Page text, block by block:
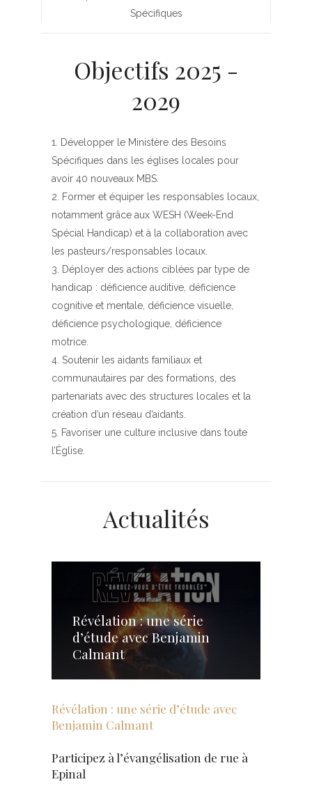
Spécifiques
Objectifs 2025 -
2029
Développer le Ministère des Besoins
Spécifiques dans les églises locales pour
avoir 40 nouveaux MBS.
Former et équiper les responsables locaux,
notamment grâce aux WESH (Week-End
Spécial Handicap) et à la collaboration avec
les pasteurs/responsables locaux.
Déployer des actions ciblées par type de
handicap : déficience auditive, déficience
cognitive et mentale, déficience visuelle,
déficience psychologique, déficience
motrice.
Soutenir les aidants familiaux et
communautaires par des formations, des
partenariats avec des structures locales et la
création d’un réseau d’aidants.
Favoriser une culture inclusive dans toute
l’Église.
Actualités
Révélation : une série
d’étude avec Benjamin
Calmant
Révélation : une série d’étude avec
Benjamin Calmant
Participez à l’évangélisation de rue à
Epinal